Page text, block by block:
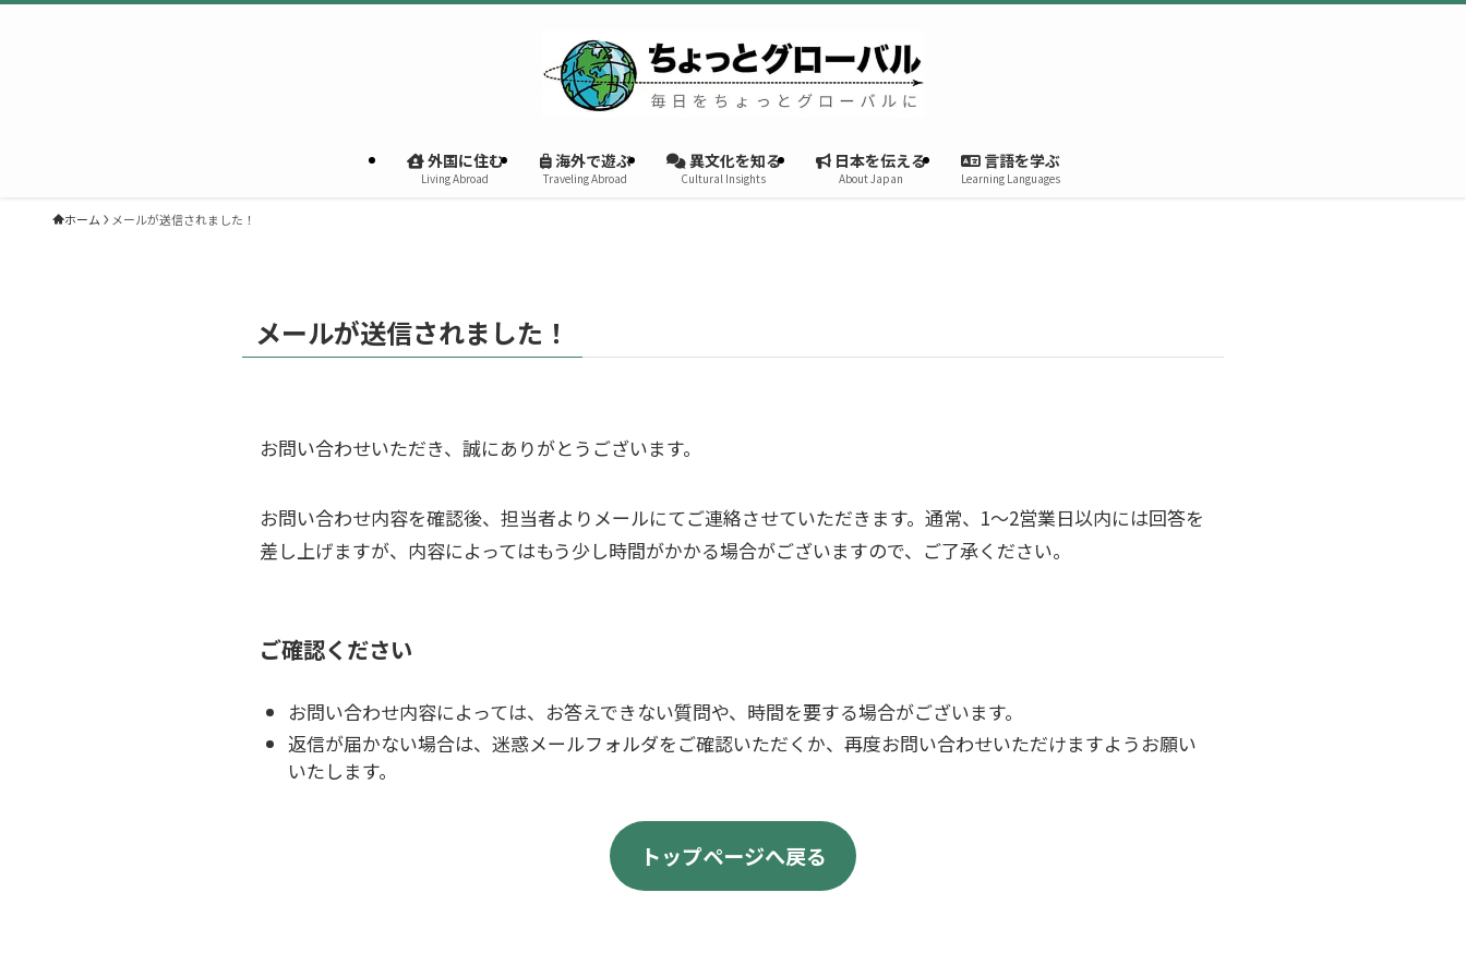
外国に住む
Living Abroad
海外で遊ぶ
Traveling Abroad
異文化を知る
Cultural Insights
日本を伝える
About Japan
言語を学ぶ
Learning Languages
ホーム メールが送信されました！
メールが送信されました！
お問い合わせいただき、誠にありがとうございます。
お問い合わせ内容を確認後、担当者よりメールにてご連絡させていただきます。通常、1〜2営業日以内には回答を
差し上げますが、内容によってはもう少し時間がかかる場合がございますので、ご了承ください。
ご確認ください
お問い合わせ内容によっては、お答えできない質問や、時間を要する場合がございます。
返信が届かない場合は、迷惑メールフォルダをご確認いただくか、再度お問い合わせいただけますようお願い
いたします。
トップページへ戻る